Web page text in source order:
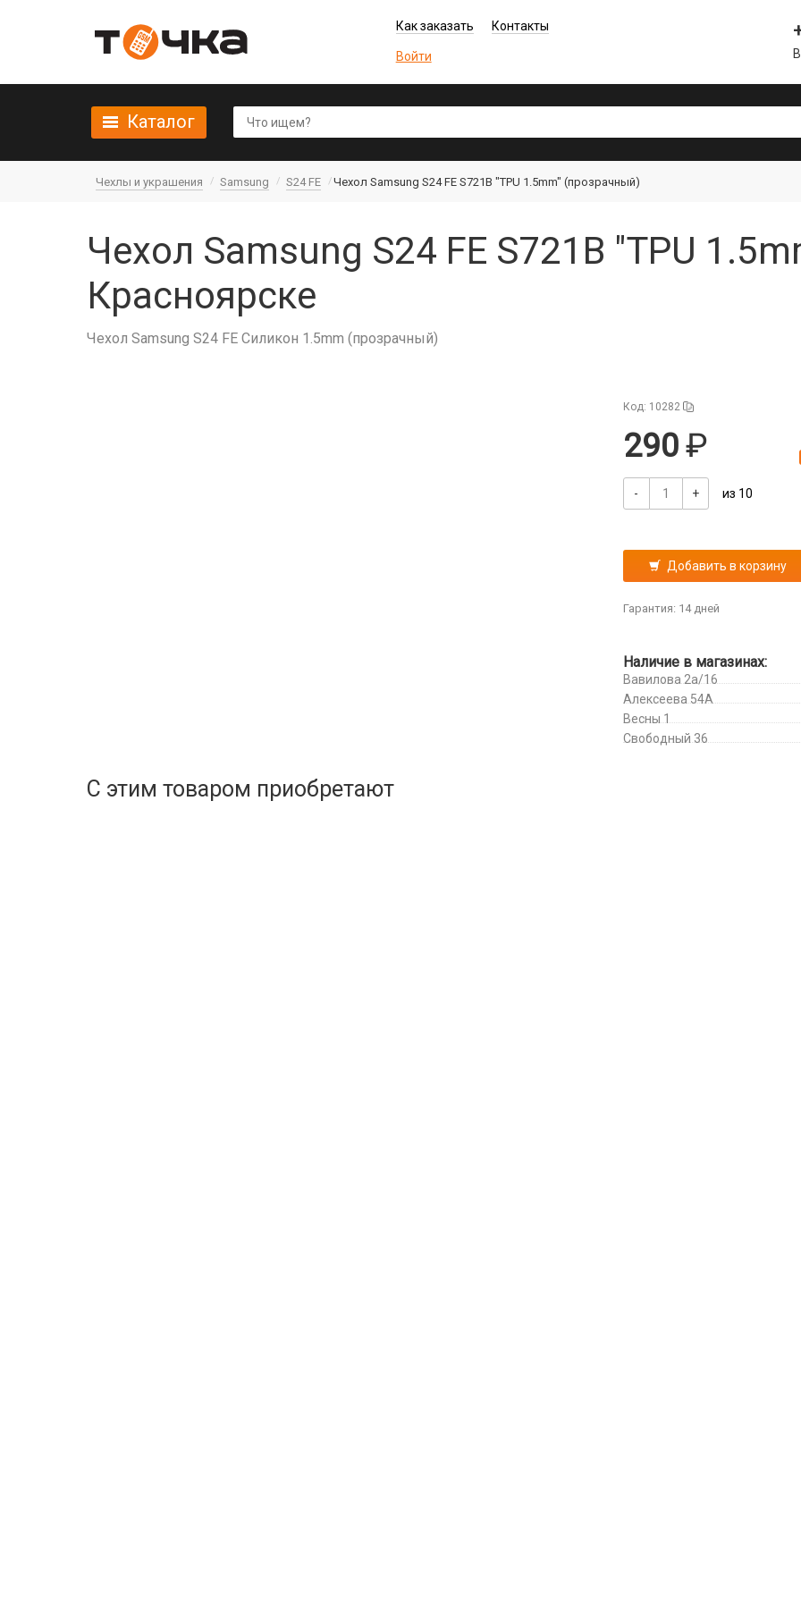
Как заказать Контакты
Войти
Каталог
Чехлы и украшения Samsung S24 FE Чехол Samsung S24 FE S721B "TPU 1.5mm" (прозрачный)
Чехол Samsung S24 FE S721B "TPU
Красноярске
Чехол Samsung S24 FE Силикон 1.5mm (прозрачный)
Код: 10282
290
- + из 10
Добавить в корзину
Гарантия: 14 дней
Наличие в магазинах:
Вавилова 2а/16
Алексеева 54А
Весны 1
Свободный 36
С этим товаром приобретают